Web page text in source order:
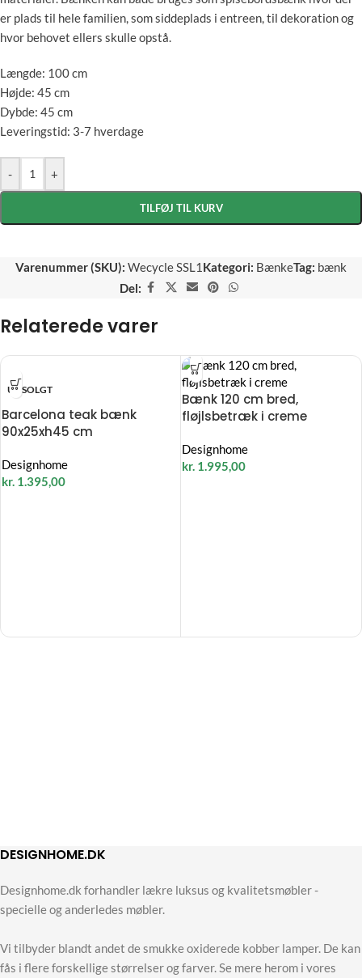
er plads til hele familien, som siddeplads i entreen, til dekoration og
hvor behovet ellers skulle opstå.
Længde: 100 cm
Højde: 45 cm
Dybde: 45 cm
Leveringstid: 3-7 hverdage
- +
TILFØJ TIL KURV
Varenummer (SKU): Wecycle SSL1 Kategori: BænkeTag: bænk
Del:
Relaterede varer
UDSOLGT
Barcelona teak bænk
90x25xh45 cm
Designhome
kr. 1.395,00
Bænk 120 cm bred,
fløjlsbetræk i creme
Designhome
kr. 1.995,00
DESIGNHOME.DK
Designhome.dk forhandler lækre luksus og kvalitetsmøbler -
specielle og anderledes møbler.
Vi tilbyder blandt andet de smukke oxiderede kobber lamper. De kan
fås i flere forskellige størrelser og farver. Se mere herom i vores